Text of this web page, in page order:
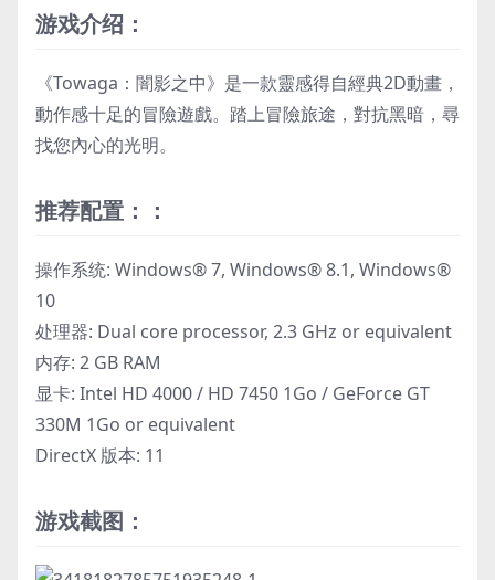
游戏介绍：
《Towaga：闇影之中》是一款靈感得自經典2D動畫，
動作感十足的冒險遊戲。踏上冒險旅途，對抗黑暗，尋
找您內心的光明。
推荐配置：：
操作系统: Windows® 7, Windows® 8.1, Windows®
10
处理器: Dual core processor, 2.3 GHz or equivalent
内存: 2 GB RAM
显卡: Intel HD 4000 / HD 7450 1Go / GeForce GT
330M 1Go or equivalent
DirectX 版本: 11
游戏截图：